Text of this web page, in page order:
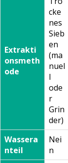
Extrakti
onsmeth
ode
cke
nes
Sieb
en
(ma
nuel
l
ode
r
Grin
der)
Wassera
nteil
Nei
n